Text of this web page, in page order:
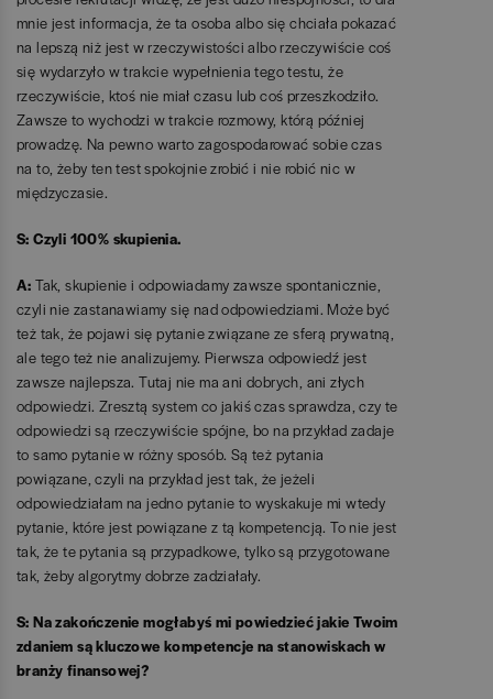
mnie jest informacja, że ta osoba albo się chciała pokazać
na lepszą niż jest w rzeczywistości albo rzeczywiście coś
się wydarzyło w trakcie wypełnienia tego testu, że
rzeczywiście, ktoś nie miał czasu lub coś przeszkodziło.
Zawsze to wychodzi w trakcie rozmowy, którą później
prowadzę. Na pewno warto zagospodarować sobie czas
na to, żeby ten test spokojnie zrobić i nie robić nic w
międzyczasie.
S: Czyli 100% skupienia.
A: Tak, skupienie i odpowiadamy zawsze spontanicznie,
czyli nie zastanawiamy się nad odpowiedziami. Może być
też tak, że pojawi się pytanie związane ze sferą prywatną,
ale tego też nie analizujemy. Pierwsza odpowiedź jest
zawsze najlepsza. Tutaj nie ma ani dobrych, ani złych
odpowiedzi. Zresztą system co jakiś czas sprawdza, czy te
odpowiedzi są rzeczywiście spójne, bo na przykład zadaje
to samo pytanie w różny sposób. Są też pytania
powiązane, czyli na przykład jest tak, że jeżeli
odpowiedziałam na jedno pytanie to wyskakuje mi wtedy
pytanie, które jest powiązane z tą kompetencją. To nie jest
tak, że te pytania są przypadkowe, tylko są przygotowane
tak, żeby algorytmy dobrze zadziałały.
S: Na zakończenie mogłabyś mi powiedzieć jakie Twoim
zdaniem są kluczowe kompetencje na stanowiskach w
branży finansowej?